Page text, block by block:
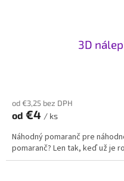
3D
od €3,25 bez DPH
od €4 / ks
Náhodný pomaranč pre
pomaranč? Len tak, keď už je